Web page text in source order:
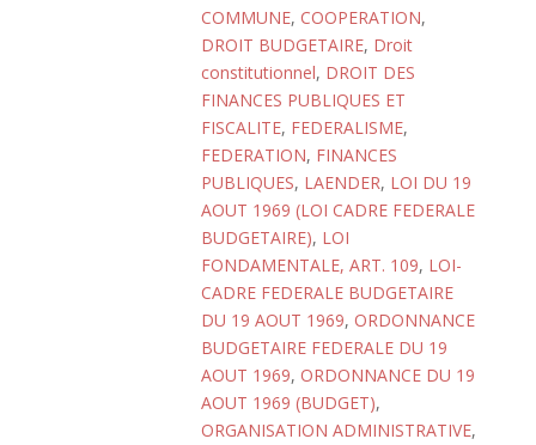
COMMUNE, COOPERATION,
DROIT BUDGETAIRE, Droit
constitutionnel, DROIT DES
FINANCES PUBLIQUES ET
FISCALITE, FEDERALISME,
FEDERATION, FINANCES
PUBLIQUES, LAENDER, LOI DU 19
AOUT 1969 (LOI CADRE FEDERALE
BUDGETAIRE), LOI
FONDAMENTALE, ART. 109, LOI-
CADRE FEDERALE BUDGETAIRE
DU 19 AOUT 1969, ORDONNANCE
BUDGETAIRE FEDERALE DU 19
AOUT 1969, ORDONNANCE DU 19
AOUT 1969 (BUDGET),
ORGANISATION ADMINISTRATIVE,